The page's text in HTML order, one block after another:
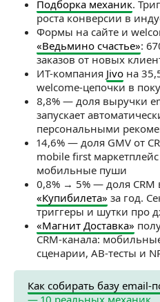
Подборка механик.
роста конверсии в
Формы на сайте и
«Ведьмино счастье»:
заказов от новых
ИТ-компания Jivo на
welcome-цепочки в
8,8% — доля выручки
запускает
персональными
14,6% — доля GMV от
mobile first маркетплейс
мобильные пуши
0,8% → 5% — доля
«Купибилета» за год.
триггеры и шутки про
«Магнит Доставка»
CRM-канала:
сценарии, AB-тесты и
Как собирать базу